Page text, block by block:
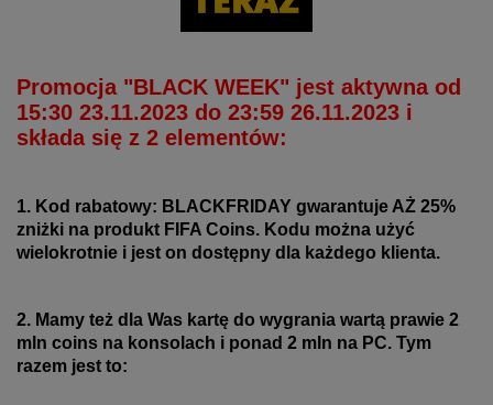
Promocja "BLACK WEEK" jest aktywna od
15:30 23.11.2023 do 23:59 26.11.2023 i
składa się z 2 elementów:
1. Kod rabatowy: BLACKFRIDAY gwarantuje AŻ 25%
zniżki na produkt FIFA Coins. Kodu można użyć
wielokrotnie i jest on dostępny dla każdego klienta.
2. Mamy też dla Was kartę do wygrania wartą prawie 2
mln coins na konsolach i ponad 2 mln na PC. Tym
razem jest to: